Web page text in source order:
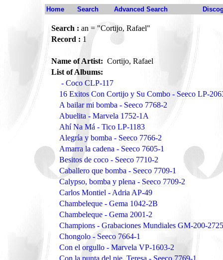
Home Search Advanced Search
Search : an = "Cortijo, Rafael"
Record : 1
Name of Artist: Cortijo, Rafael
List of Albums:
- Coco CLP-117
16 Exitos Con Cortijo y Su Combo - Seeco LP-
A bailar mi bomba - Seeco 7768-2
Abuelita - Marvela 1752-1A
Ahí Na Má - Tico LP-1183
Alegría y bomba - Seeco 7766-2
Amarra la cadena - Seeco 7605-1
Besitos de coco - Seeco 7710-2
Caballero que bomba - Seeco 7709-1
Calypso, bomba y plena - Seeco 7709-2
Carlos Montiel - Adria AP-49
Chambeleque - Gema 1042-2B
Chambeleque - Gema 2001-2
Champions - Grabaciones Mundiales GM-200-2725
Chongolo - Seeco 7664-1
Con el orgullo - Marvela VP-1603-2
Con la punta del pie, Teresa - Seeco 7769-1